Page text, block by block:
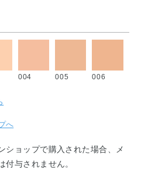
004 005 006
へ
ショップで購入された場合、メ
付与されません。